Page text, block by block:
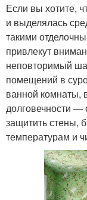
Если вы хотите,
и выделялась
такими
привлекут
неповторимый
помещений в
ванной комнаты,
долговечности —
защитить стены,
температурам и